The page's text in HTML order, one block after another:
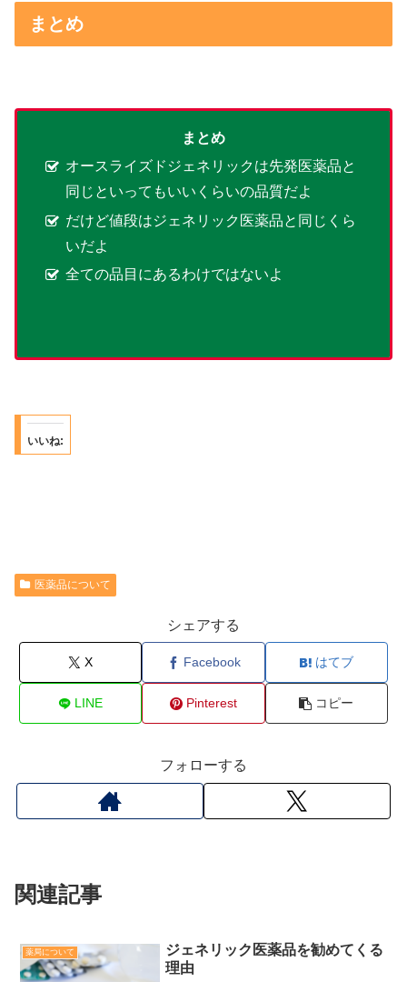
まとめ
まとめ
オースライズドジェネリックは先発医薬品と
同じといってもいいくらいの品質だよ
だけど値段はジェネリック医薬品と同じくら
いだよ
全ての品目にあるわけではないよ
いいね:
医薬品について
シェアする
X Facebook はてブ
LINE Pinterest コピー
フォローする
関連記事
薬局について
ジェネリック医薬品を勧めてくる
理由